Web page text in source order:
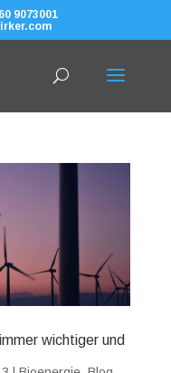
9073001
wichtiger und